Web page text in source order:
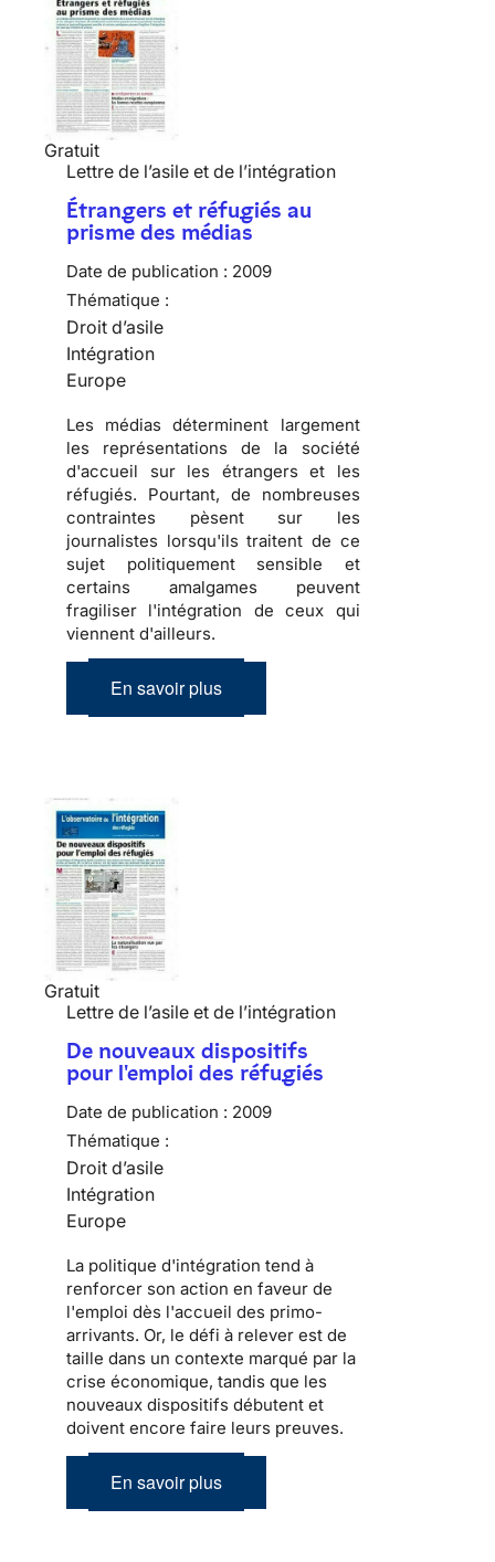
Gratuit
Lettre de l’asile et de l’intégration
Étrangers et réfugiés au
prisme des médias
Date de publication : 2009
Thématique :
Droit d’asile
Intégration
Europe
Les médias déterminent largement
les représentations de la société
d'accueil sur les étrangers et les
réfugiés. Pourtant, de nombreuses
contraintes pèsent sur les
journalistes lorsqu'ils traitent de ce
sujet politiquement sensible et
certains amalgames peuvent
fragiliser l'intégration de ceux qui
viennent d'ailleurs.
En savoir plus
Gratuit
Lettre de l’asile et de l’intégration
De nouveaux dispositifs
pour l'emploi des réfugiés
Date de publication : 2009
Thématique :
Droit d’asile
Intégration
Europe
La politique d'intégration tend à
renforcer son action en faveur de
l'emploi dès l'accueil des primo-
arrivants. Or, le défi à relever est de
taille dans un contexte marqué par la
crise économique, tandis que les
nouveaux dispositifs débutent et
doivent encore faire leurs preuves.
En savoir plus